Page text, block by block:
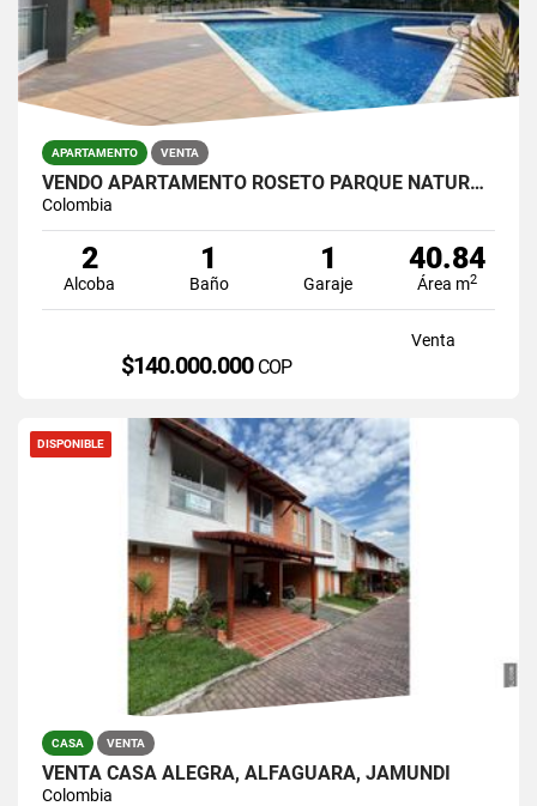
APARTAMENTO VENTA
VENDO APARTAMENTO ROSETO PARQUE NATURA JAMUNDI
Colombia
2
Alcoba
1
Baño
1
Garaje
40.84
Área m2
Venta
$140.000.000 COP
DISPONIBLE
CASA VENTA
VENTA CASA ALEGRA, ALFAGUARA, JAMUNDI
Colombia